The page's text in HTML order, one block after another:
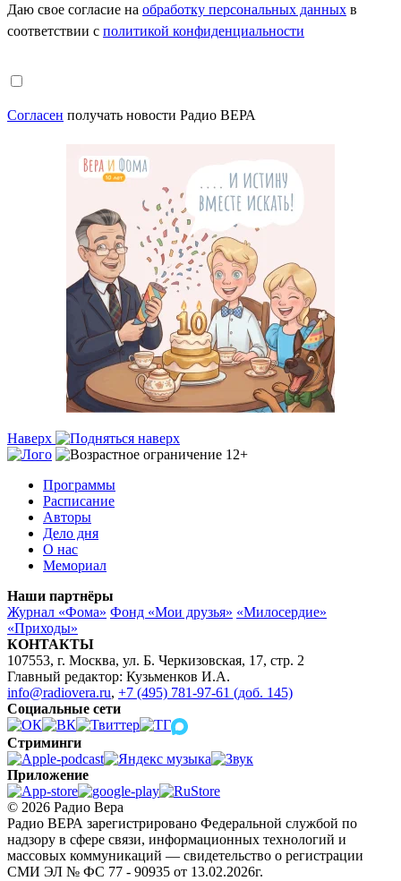
Даю свое согласие на обработку персональных данных в
соответствии с политикой конфиденциальности
Согласен получать новости Радио ВЕРА
Наверх
Программы
Расписание
Авторы
Дело дня
О нас
Мемориал
Наши партнёры
Журнал «Фома» Фонд «Мои друзья» «Милосердие»
«Приходы»
КОНТАКТЫ
107553, г. Москва, ул. Б. Черкизовская, 17, стр. 2
Главный редактор: Кузьменков И.А.
info@radiovera.ru, +7 (495) 781-97-61 (доб. 145)
Социальные сети
Стриминги
Приложение
© 2026 Радио Вера
Радио ВЕРА зарегистрировано Федеральной службой по
надзору в сфере связи, информационных технологий и
массовых коммуникаций — свидетельство о регистрации
СМИ ЭЛ № ФС 77 - 90935 от 13.02.2026г.